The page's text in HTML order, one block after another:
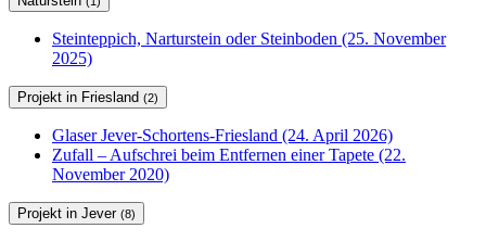
Steinteppich, Narturstein oder Steinboden (25. November
2025)
Projekt in Friesland (2)
Glaser Jever-Schortens-Friesland (24. April 2026)
Zufall – Aufschrei beim Entfernen einer Tapete (22.
November 2020)
Projekt in Jever (8)